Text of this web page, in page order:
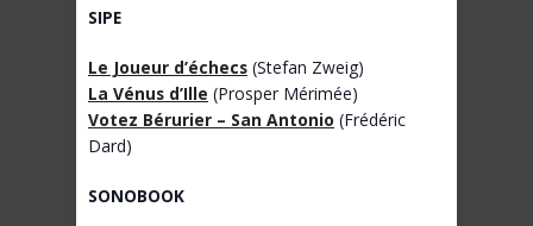
SIPE
Le Joueur d’échecs (Stefan Zweig)
La Vénus d’Ille (Prosper Mérimée)
Votez Bérurier – San Antonio (Frédéric
Dard)
SONOBOOK